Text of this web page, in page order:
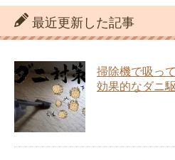
最近更新した記事
掃除機で吸っ
効果的なダニ